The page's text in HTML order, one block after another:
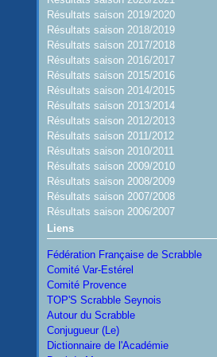
Résultats saison 2019/2020
Résultats saison 2018/2019
Résultats saison 2017/2018
Résultats saison 2016/2017
Résultats saison 2015/2016
Résultats saison 2014/2015
Résultats saison 2013/2014
Résultats saison 2012/2013
Résultats saison 2011/2012
Résultats saison 2010/2011
Résultats saison 2009/2010
Résultats saison 2008/2009
Résultats saison 2007/2008
Résultats saison 2006/2007
Liens
Fédération Française de Scrabble
Comité Var-Estérel
Comité Provence
TOP'S Scrabble Seynois
Autour du Scrabble
Conjugueur (Le)
Dictionnaire de l'Académie